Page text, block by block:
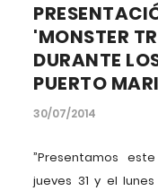
'MONSTER
DURANTE
PUERTO
30/07/2014
”Presentamos
jueves 31 y el